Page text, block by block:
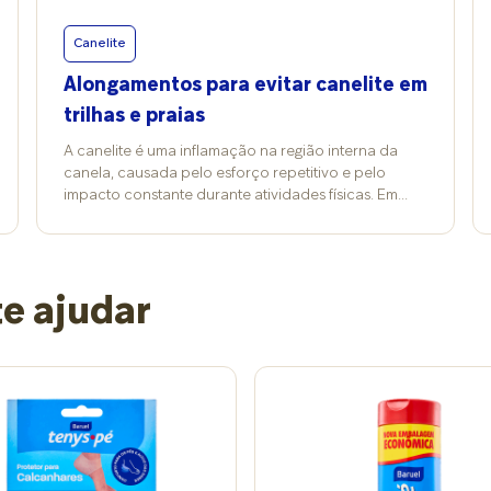
Canelite
Alongamentos para evitar canelite em
trilhas e praias
A canelite é uma inflamação na região interna da
canela, causada pelo esforço repetitivo e pelo
impacto constante durante atividades físicas. Em
terreno irregular e a instabilidade dos passos
práticas e pode ser evitada com alongamentos.
Quem confirma é o fisioterapeuta Caio Caires,
argumenta que o alongamento é, definitivamente,
problema nessas situações. “A melhora da
flexibilidade reduz a tensão sobre a canela,
prevenindo sobrecargas e inflamações”, explica. Já
para a fisiologista Bianca Vilela, mestre em fisiologia
ajudar